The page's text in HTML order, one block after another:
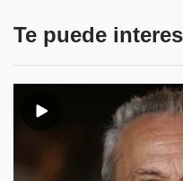
Te puede